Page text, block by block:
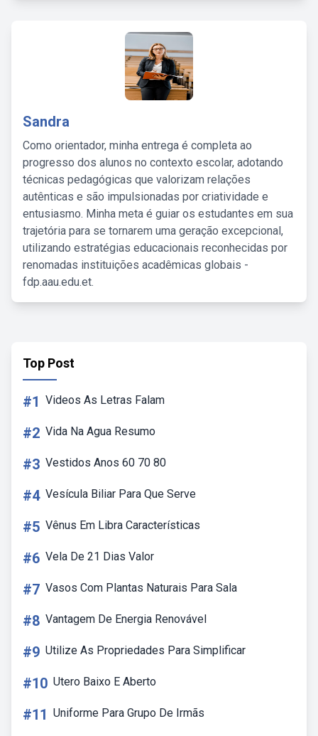
Sandra
Como orientador, minha entrega é completa ao
progresso dos alunos no contexto escolar, adotando
técnicas pedagógicas que valorizam relações
autênticas e são impulsionadas por criatividade e
entusiasmo. Minha meta é guiar os estudantes em sua
trajetória para se tornarem uma geração excepcional,
utilizando estratégias educacionais reconhecidas por
renomadas instituições acadêmicas globais -
fdp.aau.edu.et.
Top Post
#1 Videos As Letras Falam
#2 Vida Na Agua Resumo
#3 Vestidos Anos 60 70 80
#4 Vesícula Biliar Para Que Serve
#5 Vênus Em Libra Características
#6 Vela De 21 Dias Valor
#7 Vasos Com Plantas Naturais Para Sala
#8 Vantagem De Energia Renovável
#9 Utilize As Propriedades Para Simplificar
#10 Utero Baixo E Aberto
#11 Uniforme Para Grupo De Irmãs